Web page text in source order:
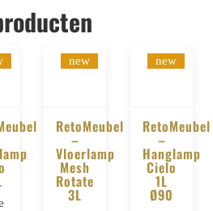
BESTELLEN
new
RetoMeubel
–
Vloerlamp
Mesh
Rotate
3L
BESTELLEN
new
RetoMeubel
–
Hanglamp
Cielo
1L
Ø90